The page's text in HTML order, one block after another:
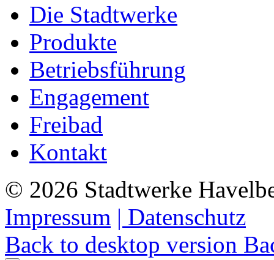
Die Stadtwerke
Produkte
Betriebsführung
Engagement
Freibad
Kontakt
© 2026 Stadtwerke
Impressum | Datenschutz
Back to desktop version